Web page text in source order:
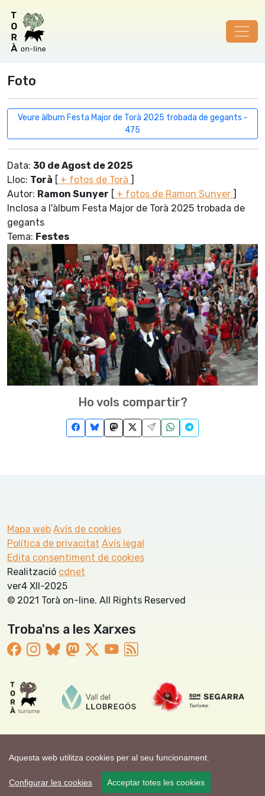
Aquesta web utilitza cookies per al seu funcionament.
Configurar les cookies Acceptar totes les cookies
Foto
Veure àlbum Festa Major de Torà 2025 trobada de gegants -
475
Data: 30 de Agost de 2025
Lloc: Torà [ + fotos de Torà ]
Autor: Ramon Sunyer [ + fotos de Ramon Sunyer ]
Inclosa a l'àlbum Festa Major de Torà 2025 trobada de
gegants
Tema: Festes
Ho vols compartir?
Mapa web Avís de cookies
Política de privacitat Avís legal
Edita consentiment de cookies
Realització cdnet
ver4 XII-2025
© 2021 Torà on-line. All Rights Reserved
Troba'ns a les Xarxes